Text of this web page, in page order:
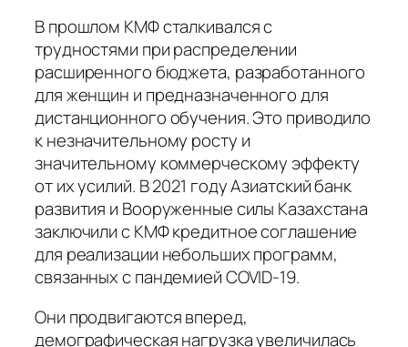
В прошлом КМФ сталкивался с
трудностями при распределении
расширенного бюджета, разработанного
для женщин и предназначенного для
дистанционного обучения. Это приводило
к незначительному росту и
значительному коммерческому эффекту
от их усилий. В 2021 году Азиатский банк
развития и Вооруженные силы Казахстана
заключили с КМФ кредитное соглашение
для реализации небольших программ,
связанных с пандемией COVID-19.
Они продвигаются вперед,
демографическая нагрузка увеличилась